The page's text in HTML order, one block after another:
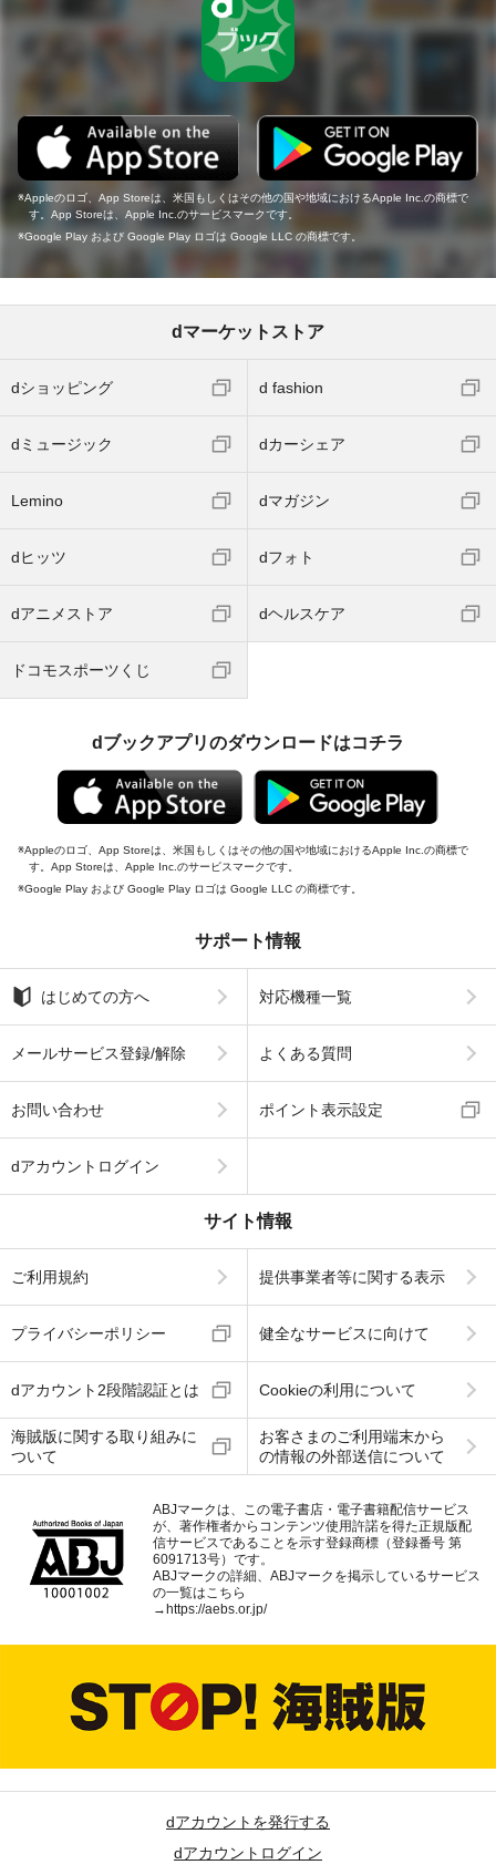
Appleのロゴ、App Storeは、米国もしくはその他の国や地域におけるApple Inc.の商標で
す。App Storeは、Apple Inc.のサービスマークです。
Google Play および Google Play ロゴは Google LLC の商標です。
dマーケットストア
dショッピング d fashion
dミュージック dカーシェア
Lemino dマガジン
dヒッツ dフォト
dアニメストア dヘルスケア
ドコモスポーツくじ
dブックアプリのダウンロードはコチラ
Appleのロゴ、App Storeは、米国もしくはその他の国や地域におけるApple Inc.の商標で
す。App Storeは、Apple Inc.のサービスマークです。
Google Play および Google Play ロゴは Google LLC の商標です。
サポート情報
はじめての方へ 対応機種一覧
メールサービス登録/解除 よくある質問
お問い合わせ ポイント表示設定
dアカウントログイン
サイト情報
ご利用規約 提供事業者等に関する表示
プライバシーポリシー 健全なサービスに向けて
dアカウント2段階認証とは Cookieの利用について
海賊版に関する取り組みに
ついて
お客さまのご利用端末から
の情報の外部送信について
ABJマークは、この電子書店・電子書籍配信サービス
が、著作権者からコンテンツ使用許諾を得た正規版配
信サービスであることを示す登録商標（登録番号 第
6091713号）です。
ABJマークの詳細、ABJマークを掲示しているサービス
の一覧はこちら
→https://aebs.or.jp/
dアカウントを発行する
dアカウントログイン